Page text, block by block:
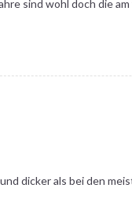
sind wohl doch die
dicker als bei den